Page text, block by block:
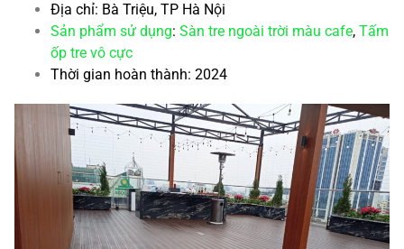
Địa chỉ: Bà Triệu, TP Hà Nội
Sản phẩm sử dụng: Sàn tre ngoài trời màu cafe, Tấm
ốp tre vô cực
Thời gian hoàn thành: 2024